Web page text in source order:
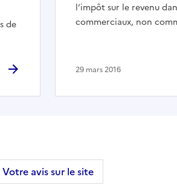
de
l’impôt sur le revenu
commerciaux, non
29 mars 2016
Votre avis sur le site